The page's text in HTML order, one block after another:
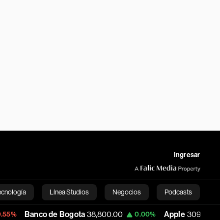
Ingresar
Línea Studios Negocios Podcasts
English
de Bogota 38,800.00 0.00% Apple 309.25 +1.97%